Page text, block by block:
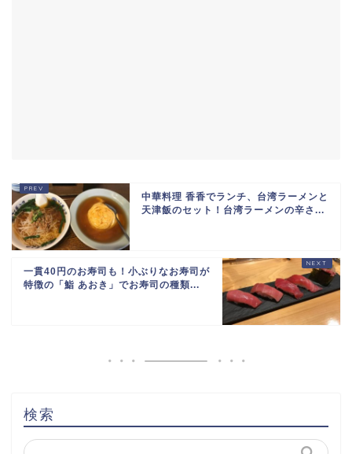
中華料理 香香でランチ、台湾ラーメンと
天津飯のセット！台湾ラーメンの辛さ...
一貫40円のお寿司も！小ぶりなお寿司が
特徴の「鮨 あおき」でお寿司の種類...
検索